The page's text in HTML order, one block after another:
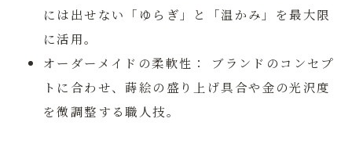
には出せない「ゆらぎ」と「温かみ」を最大限
に活用。
オーダーメイドの柔軟性：
ブランドのコンセプ
トに合わせ、蒔絵の盛り上げ具合や金の光沢度
を微調整する職人技。